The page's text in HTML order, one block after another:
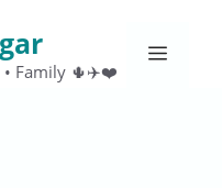
• Family 🌵✈️❤️
Menú